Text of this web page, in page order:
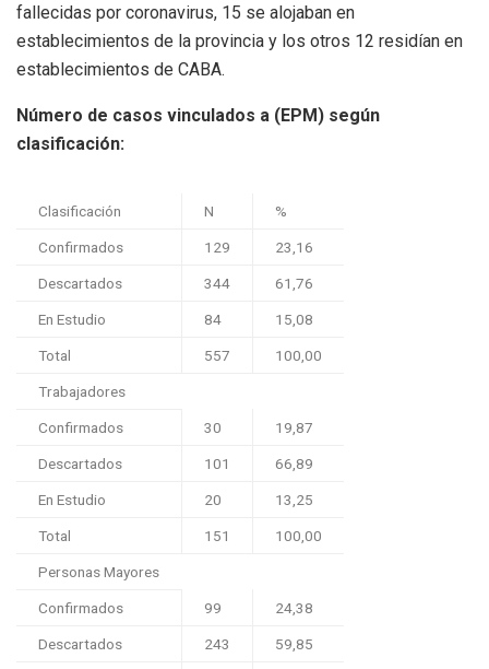
fallecidas por coronavirus, 15 se alojaban en
establecimientos de la provincia y los otros 12 residían en
establecimientos de CABA.
Número de casos vinculados a (EPM) según
clasificación:
Clasificación N %
Confirmados 129 23,16
Descartados 344 61,76
En Estudio 84 15,08
Total 557 100,00
Trabajadores
Confirmados 30 19,87
Descartados 101 66,89
En Estudio 20 13,25
Total 151 100,00
Personas Mayores
Confirmados 99 24,38
Descartados 243 59,85